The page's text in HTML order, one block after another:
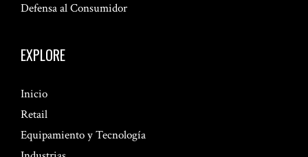
Defensa al Consumidor
EXPLORE
Inicio
Retail
Equipamiento y Tecnología